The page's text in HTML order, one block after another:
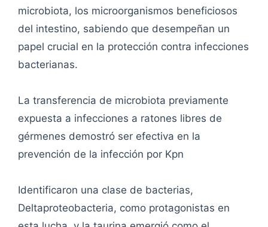
microbiota, los microorganismos beneficiosos
del intestino, sabiendo que desempeñan un
papel crucial en la protección contra infecciones
bacterianas.
La transferencia de microbiota previamente
expuesta a infecciones a ratones libres de
gérmenes demostró ser efectiva en la
prevención de la infección por Kpn
Identificaron una clase de bacterias,
Deltaproteobacteria, como protagonistas en